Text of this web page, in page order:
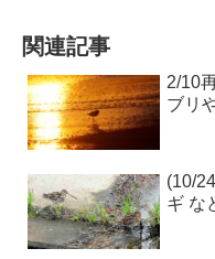
関連記事
2/10
ブリ
(10/
ギ な